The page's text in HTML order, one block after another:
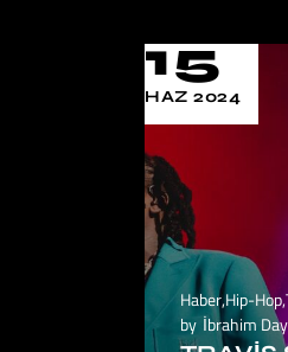
15
HAZ 2024
Haber,Hip-Hop,
by İbrahim